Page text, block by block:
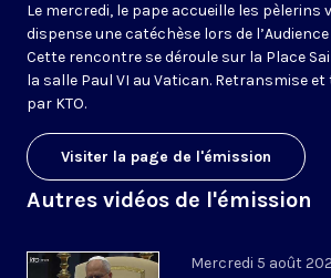
Le mercredi, le pape accueille les pèlerins
dispense une catéchèse lors de
Cette rencontre se déroule sur la Place
la salle Paul VI au Vatican. Retransmise
par KTO.
Visiter la page de l'émission
Autres vidéos de l'émission
Mercredi 5 août